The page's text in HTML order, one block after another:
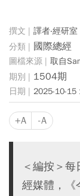
譯者‧經研室
國際總經
取自
1504期
2025-10-15
+A -A
＜編按＞
經媒體，《